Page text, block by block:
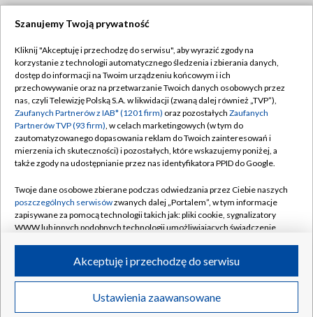
TVP
Abonament TVP
Emisja w TVP
Centrum informacji TVP
Naziemna Telewizja Cyfrowa
Rada Programowa
System NOS
Informacje o nadawcy
Program dla prasy
Ogłoszenie przetargowe
Regulamin TVP
Polityka prywatności
Moje zgody
Pomoc
Kontakt
Kanały
©2026 Telewizja Polska S.A. w likwidacji
Szanujemy Twoją prywatność
Kliknij "Akceptuję i przechodzę do serwisu", aby wyrazić zgody na
korzystanie z technologii automatycznego śledzenia i zbierania danych,
dostęp do informacji na Twoim urządzeniu końcowym i ich
przechowywanie oraz na przetwarzanie Twoich danych osobowych przez
nas, czyli Telewizję Polską S.A. w likwidacji (zwaną dalej również „TVP”),
Zaufanych Partnerów z IAB* (1201 firm) oraz pozostałych Zaufanych
Partnerów TVP (93 firm), w celach marketingowych (w tym do
zautomatyzowanego dopasowania reklam do Twoich zainteresowań i
mierzenia ich skuteczności) i pozostałych, które wskazujemy poniżej, a
także zgody na udostępnianie przez nas identyfikatora PPID do Google.
Twoje dane osobowe zbierane podczas odwiedzania przez Ciebie naszych
poszczególnych serwisówzwanych dalej „Portalem”, w tym informacje
zapisywane za pomocą technologii takich jak: pliki cookie, sygnalizatory
WWW lub innych podobnych technologii umożliwiających świadczenie
ruchu w Internecie.
Twoje dane osobowe zbierane podczas odwiedzania przez Ciebie
poszczególnych serwisówna Portalu, takie jak adresy IP, identyfikatory
Ustawienia zaawansowane
Akceptuję i przechodzę do serwisu